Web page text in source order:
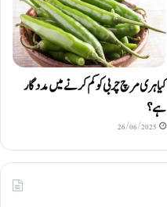
کیا ہری مرچ چربی کو کم کرنے میں مددگار
ہے؟
26/06/2025